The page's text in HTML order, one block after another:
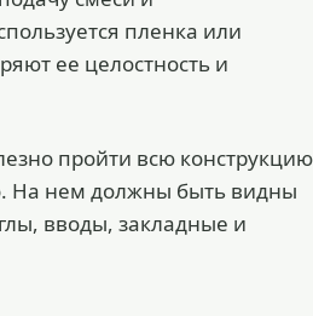
пленка или
ее целостность и
пройти всю конструкцию
На нем должны быть видны
вводы, закладные и